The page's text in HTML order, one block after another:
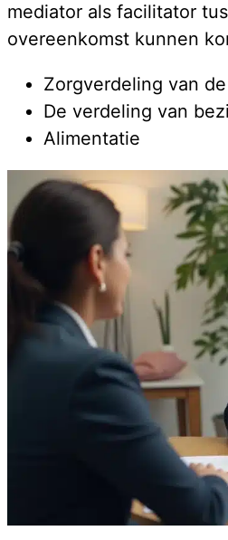
mediator als facilitator
overeenkomst kunnen
Zorgverdeling van
De verdeling van
Alimentatie